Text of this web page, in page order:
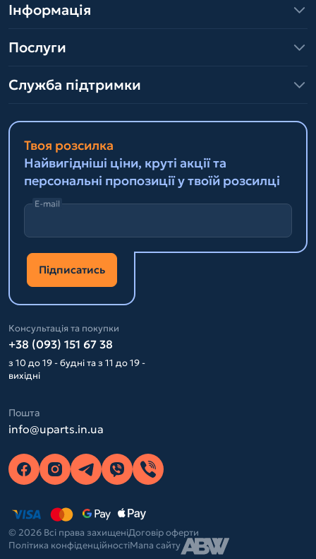
Інформація
Послуги
Служба підтримки
Твоя розсилка
Найвигідніші ціни, круті акції та
персональні пропозиції у твоїй розсилці
E-mail
Підписатись
Консультація та покупки
+38 (093) 151 67 38
з 10 до 19 - будні та з 11 до 19 -
вихідні
Пошта
info@uparts.in.ua
© 2026 Всі права захищеніДоговір оферти
Політика конфіденційностіМапа сайту